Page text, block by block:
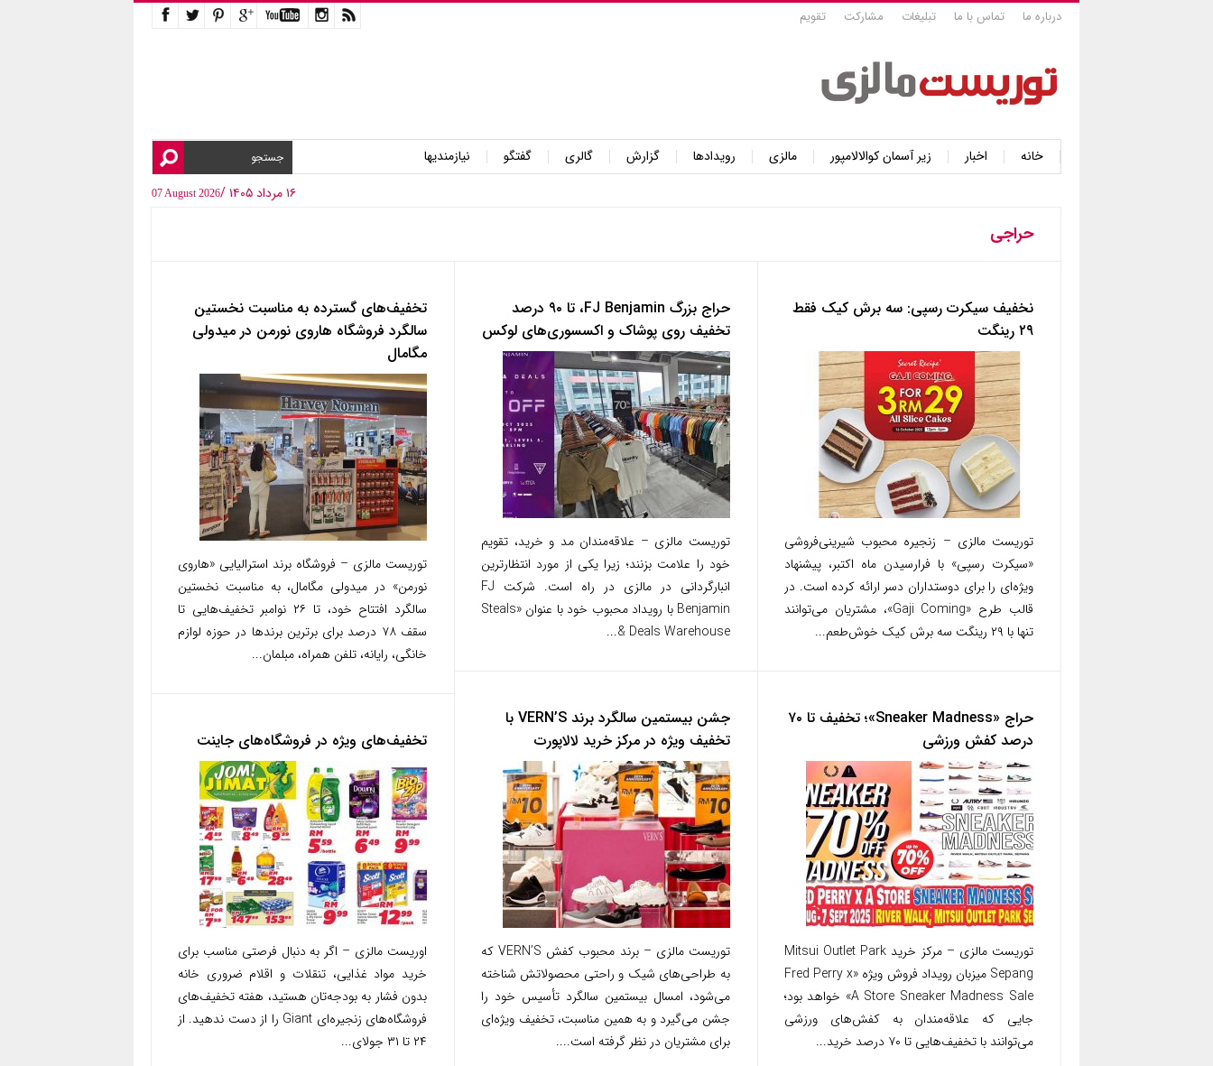
درباره ما تماس با ما تبلیغات مشارکت تقویم
خانه اخبار زیر آسمان کوالالامپور مالزی رویدادها گزارش گالری گفتگو
نیازمندیها
۱۶ مرداد ۱۴۰۵ /
07 August 2026
حراجی
تخفیف‌های گسترده به مناسبت نخستین
سالگرد فروشگاه هاروی نورمن در میدولی
مگامال
توریست مالزی – فروشگاه برند استرالیایی «هاروی
نورمن» در میدولی مگامال، به مناسبت نخستین
سالگرد افتتاح خود، تا ۲۶ نوامبر تخفیف‌هایی تا
سقف ۷۸ درصد برای برترین برندها در حوزه لوازم
خانگی، رایانه، تلفن همراه، مبلمان...
حراج بزرگ FJ Benjamin، تا ۹۰ درصد
تخفیف روی پوشاک و اکسسوری‌های لوکس
توریست مالزی – علاقه‌مندان مد و خرید، تقویم
خود را علامت بزنند؛ زیرا یکی از مورد انتظارترین
انبارگردانی در مالزی در راه است. شرکت FJ
Benjamin با رویداد محبوب خود با عنوان «Steals
& Deals Warehouse...
نخفیف سیکرت رسپی: سه برش کیک فقط
۲۹ رینگت
توریست مالزی – زنجیره محبوب شیرینی‌فروشی
«سیکرت رسپی» با فرارسیدن ماه اکتبر، پیشنهاد
ویژه‌ای را برای دوستداران دسر ارائه کرده است. در
قالب طرح «Gaji Coming»، مشتریان می‌توانند
تنها با ۲۹ رینگت سه برش کیک خوش‌طعم...
جشن بیستمین سالگرد برند VERN’S با
تخفیف ویژه در مرکز خرید لا‌لاپورت
توریست مالزی – برند محبوب کفش VERN’S که
به طراحی‌های شیک و راحتی محصولاتش شناخته
می‌شود، امسال بیستمین سالگرد تأسیس خود را
جشن می‌گیرد و به همین مناسبت، تخفیف ویژه‌ای
برای مشتریان در نظر گرفته است....
حراج «Sneaker Madness»؛ تخفیف تا ۷۰
درصد کفش ورزشی
توریست مالزی – مرکز خرید Mitsui Outlet Park
Sepang میزبان رویداد فروش ویژه «Fred Perry x
A Store Sneaker Madness Sale» خواهد بود؛
جایی که علاقه‌مندان به کفش‌های ورزشی
می‌توانند با تخفیف‌هایی تا ۷۰ درصد خرید...
تخفیف‌های ویژه در فروشگاه‌های جاینت
اوریست مالزی – اگر به دنبال فرصتی مناسب برای
خرید مواد غذایی، تنقلات و اقلام ضروری خانه
بدون فشار به بودجه‌تان هستید، هفته تخفیف‌های
فروشگاه‌های زنجیره‌ای Giant را از دست ندهید. از
۲۴ تا ۳۱ جولای...